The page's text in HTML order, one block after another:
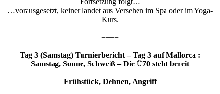
…vorausgesetzt, keiner landet aus Versehen im Spa oder im Yoga-
Kurs.
====
Tag 3 (Samstag) Turnierbericht – Tag 3 auf Mallorca :
Samstag, Sonne, Schweiß – Die Ü70 steht bereit
Frühstück, Dehnen, Angriff